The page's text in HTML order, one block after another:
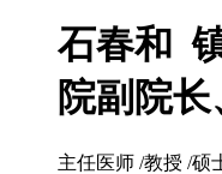
石春和
院副院
主任医师 /教授 /硕